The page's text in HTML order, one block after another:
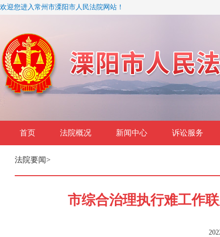
欢迎您进入常州市溧阳市人民法院网站！
首页 法院概况 新闻中心 诉讼服务
法院要闻>
市综合治理执行难工作